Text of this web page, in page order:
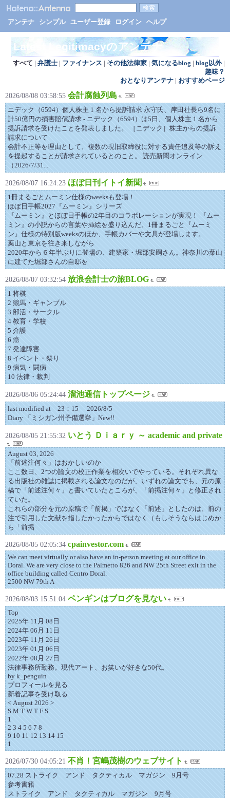
アンテナ シンプル ユーザー登録 ログイン ヘルプ
Latest Legitimacyのアンテナ
すべて | 弁護士 | ファイナンス | その他法律家 | 気になるblog | blog以外|
趣味？
おとなりアンテナ | おすすめページ
2026/08/08 03:58:55 会計腐蝕列島
ニデック（6594）個人株主 1 名から提訴請求 永守氏、岸田社長ら9名に
計50億円の損害賠償請求 - ニデック（6594）は5日、個人株主 1 名から
提訴請求を受けたことを発表しました。 ［ニデック］株主からの提訴
請求について
会計不正等を理由として、複数の現旧取締役に対する責任追及等の訴え
を提起することが請求されているとのこと。 読売新聞オンライン
（2026/7/31...
2026/08/07 16:24:23 ほぼ日刊イトイ新聞
1冊まるごとムーミン仕様のweeksも登場！
ほぼ日手帳2027『ムーミン』シリーズ
『ムーミン』とほぼ日手帳の2年目のコラボレーションが実現！ 『ムー
ミン』の小説からの言葉や挿絵を盛り込んだ、1冊まるごと『ムーミ
ン』仕様の特別版weeksのほか、手帳カバーや文具が登場します。
葉山と東京を往き来しながら
2020年から６年半ぶりに登場の、建築家・堀部安嗣さん。神奈川の葉山
に建てた堀部さんの自邸を
2026/08/07 03:32:54 放浪会計士の旅BLOG
1 将棋
2 競馬・ギャンブル
3 部活・サークル
4 教育・学校
5 介護
6 癌
7 発達障害
8 イベント・祭り
9 病気・闘病
10 法律・裁判
2026/08/06 05:24:44 溜池通信トップページ
last modified at 23：15 2026/8/5
Diary 「ミシガン州予備選挙」New!!
2026/08/05 21:55:32 いとう Ｄｉａｒｙ ～ academic and private
August 03, 2026
「前述注何々」はおかしいのか
ここ数日、2つの論文の校正作業を相次いでやっている。それぞれ異な
る出版社の雑誌に掲載される論文なのだが、いずれの論文でも、元の原
稿で「前述注何々」と書いていたところが、「前掲注何々」と修正され
ていた。
これらの部分を元の原稿で「前掲」ではなく「前述」としたのは、前の
注で引用した文献を指したかったからではなく（もしそうならはじめか
ら「前掲
2026/08/05 02:05:34 cpainvestor.com
We can meet virtually or also have an in-person meeting at our office in
Doral. We are very close to the Palmetto 826 and NW 25th Street exit in the
office building called Centro Doral.
2500 NW 79th A
2026/08/03 15:51:04 ペンギンはブログを見ない
Top
2025年 11月 08日
2024年 06月 11日
2023年 11月 26日
2023年 01月 06日
2022年 08月 27日
法律事務所勤務。現代アート、お笑いが好きな50代。
by k_penguin
プロフィールを見る
新着記事を受け取る
< August 2026 >
S M T W T F S
1
2 3 4 5 6 7 8
9 10 11 12 13 14 15
1
2026/07/30 04:05:21 不肖！宮嶋茂樹のウェブサイト
07.28 ストライク アンド タクティカル マガジン 9月号
参考書籍
ストライク アンド タクティカル マガジン 9月号